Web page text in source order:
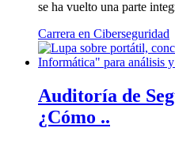
se ha vuelto una parte
Carrera en Ciberseguridad
Auditoría de
¿Cómo ..